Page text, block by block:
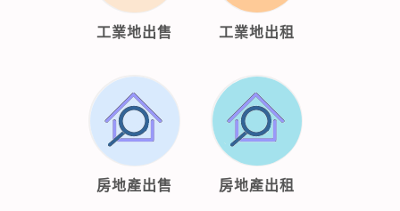
工業地出售 工業地出租
房地產出售 房地產出租